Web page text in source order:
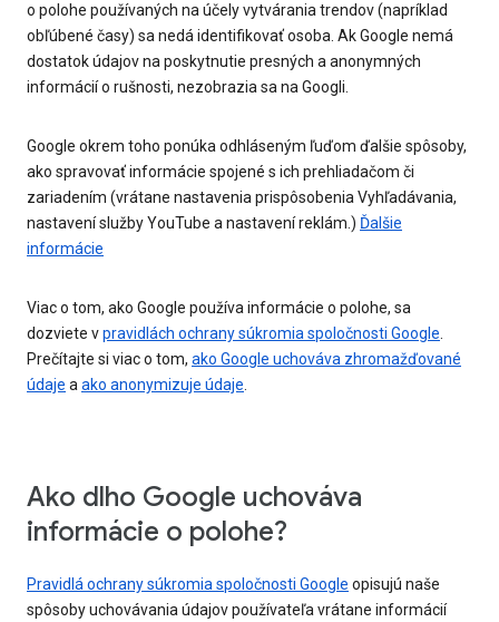
o polohe používaných na účely vytvárania trendov (napríklad
obľúbené časy) sa nedá identifikovať osoba. Ak Google nemá
dostatok údajov na poskytnutie presných a anonymných
informácií o rušnosti, nezobrazia sa na Googli.
Google okrem toho ponúka odhláseným ľuďom ďalšie spôsoby,
ako spravovať informácie spojené s ich prehliadačom či
zariadením (vrátane nastavenia prispôsobenia Vyhľadávania,
nastavení služby YouTube a nastavení reklám.) Ďalšie
informácie
Viac o tom, ako Google používa informácie o polohe, sa
dozviete vpravidlách ochrany súkromia spoločnosti Google.
Prečítajte si viac o tom, ako Google uchováva zhromažďované
údaje aako anonymizuje údaje.
Ako dlho Google uchováva
informácie o polohe?
Pravidlá ochrany súkromia spoločnosti Google opisujú naše
spôsoby uchovávania údajov používateľa vrátane informácií